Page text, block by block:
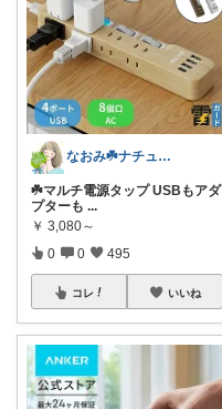
なおみ☘️ナチュラル生活
☘️マルチ電源タップ USBもアダ
プターも ...
￥ 3,080～
0 0 495
コレ いいね